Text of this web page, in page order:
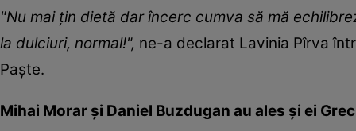
"Nu mai țin dietă dar încerc cumva să mă
la dulciuri, normal!", ne-a declarat Lavinia Pîrva
Paște.
Mihai Morar și Daniel Buzdugan au ales și ei